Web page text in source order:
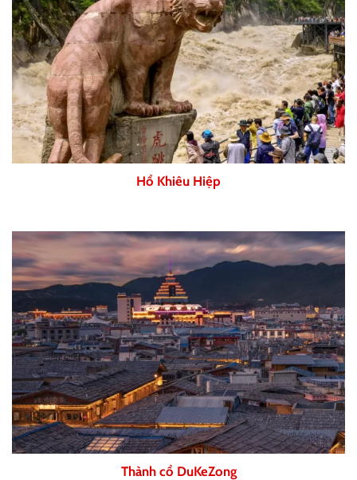
Hổ Khiêu Hiệp
Thành cổ DuKeZong